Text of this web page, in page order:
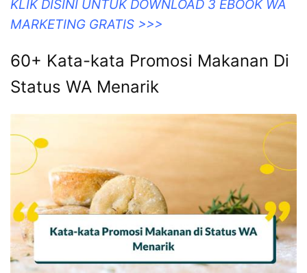
KLIK DISINI UNTUK DOWNLOAD 3 EBOOK WA
MARKETING GRATIS >>>
60+ Kata-kata Promosi Makanan Di
Status WA Menarik